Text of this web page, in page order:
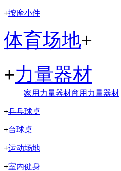
+按摩小件
体育场地+
+力量器材
家用力量器材商用力量器材
+乒乓球桌
+台球桌
+运动场地
+室内健身